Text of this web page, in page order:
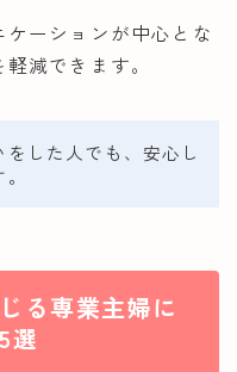
ーションが中心とな
減できます。
した人でも、安心し
る専業主婦に
選